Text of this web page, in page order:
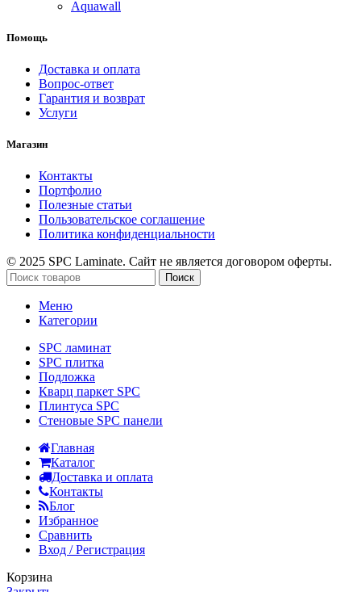
Aquawall
Помощь
Доставка и оплата
Вопрос-ответ
Гарантия и возврат
Услуги
Магазин
Контакты
Портфолио
Полезные статьи
Пользовательское соглашение
Политика конфиденциальности
© 2025 SPC Laminate. Сайт не является договором оферты.
Поиск
Меню
Категории
SPC ламинат
SPC плитка
Подложка
Кварц паркет SPC
Плинтуса SPC
Стеновые SPC панели
Главная
Каталог
Доставка и оплата
Контакты
Блог
Избранное
Сравнить
Вход / Регистрация
Корзина